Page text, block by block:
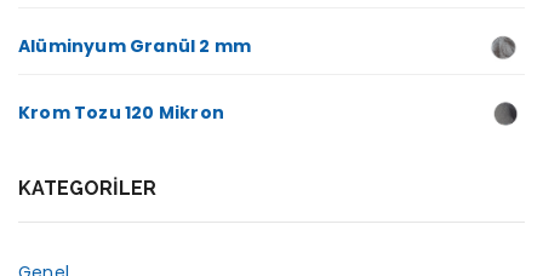
Alüminyum Granül 2 mm
Krom Tozu 120 Mikron
KATEGORILER